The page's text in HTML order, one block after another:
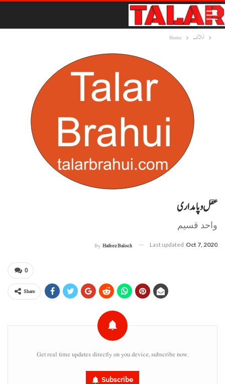
Home نوشتانک
عقل و پامداری
واحد قسیم
By Hafeez Baloch Last updated Oct 7, 2020
0
Share
Get real time updates directly on you device, subscribe now.
Subscribe